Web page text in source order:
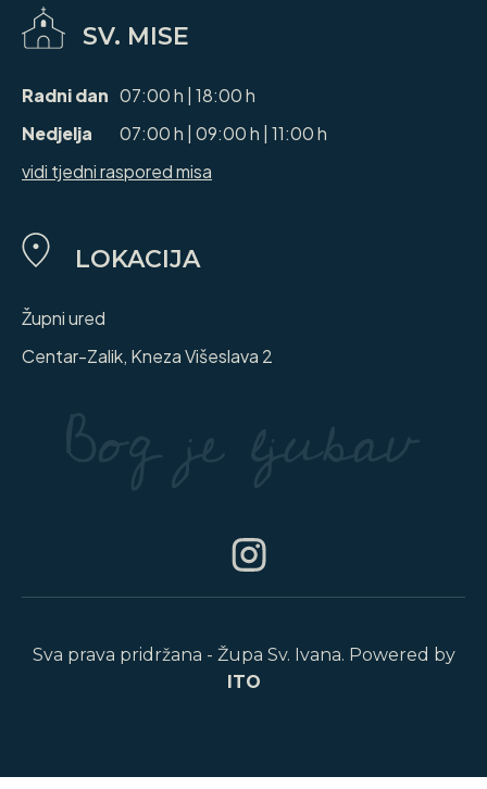
SV. MISE
Radni dan 07:00 h | 18:00 h
Nedjelja
07:00 h | 09:00 h | 11:00 h
vidi tjedni raspored misa
LOKACIJA
Župni ured
Centar-Zalik, Kneza Višeslava 2
Sva prava pridržana - Župa Sv. Ivana. Powered by
ITO